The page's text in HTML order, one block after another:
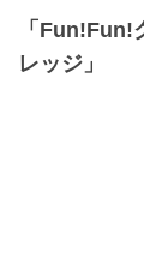
「Fun!Fun!
レッジ」